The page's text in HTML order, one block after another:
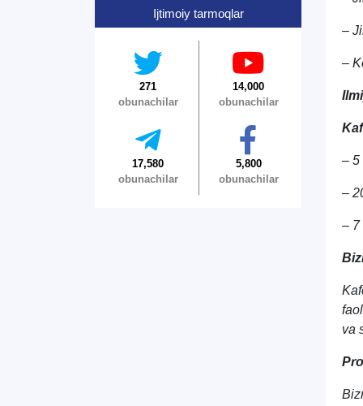
Ijtimoiy tarmoqlar
271
obunachilar
14,000
obunachilar
17,580
obunachilar
5,800
obunachilar
–
–
– 5
–
– 7
va